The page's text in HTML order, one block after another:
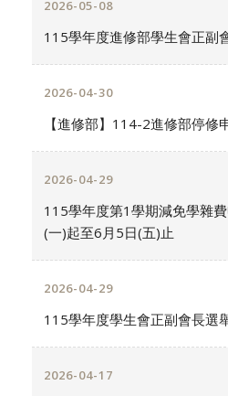
2026-05-08
115學年度進修部學生會正副
2026-04-30
【進修部】114-2進修部停修
2026-04-29
115學年度第1學期減免學雜
(一)起至6月5日(五)止
2026-04-29
115學年度學生會正副會長選
2026-04-17